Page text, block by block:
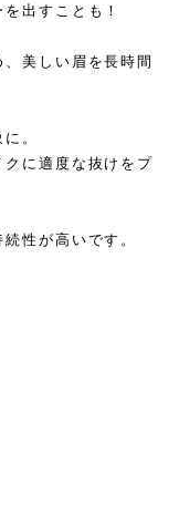
を出すことも！
美しい眉を長時間
。
クに適度な抜けをプ
性が高いです。